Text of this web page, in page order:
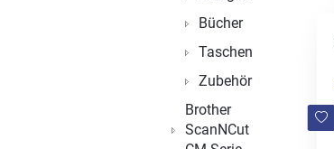
Bücher
Taschen
Zubehör
Brother
ScanNCut